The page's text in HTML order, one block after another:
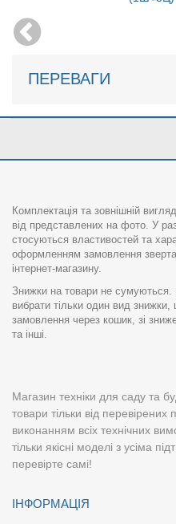
ПЕРЕВАГИ
Комплектація та зовнішній
від представлених на фото. У
стосуються властивостей та
оформленням замовлення
інтернет-магазину.
Знижки на товари не
вибрати тільки один вид
замовлення через кошик, зі
та інші.
Магазин техніки для саду та
товари тільки від перевірених
виконанням всіх технічних
тільки якісні моделі з усіма
перевірте самі!
ІНФОРМАЦІЯ